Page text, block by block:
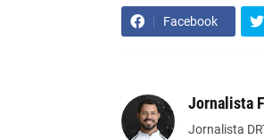
Facebook
Jornalista
Jornalista